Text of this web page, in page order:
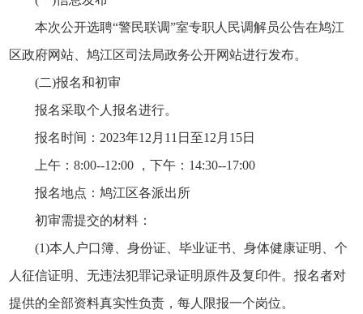
本次公开选聘“警民联调”室专职人民调解员公告在鸠江
区政府网站、鸠江区司法局政务公开网站进行发布。
(二)报名和初审
报名采取个人报名进行。
报名时间：2023年12月11日至12月15日
上午：8:00--12:00 ，下午：14:30--17:00
报名地点：鸠江区各派出所
初审需提交的材料：
(1)本人户口簿、身份证、毕业证书、身体健康证明、个
人征信证明、无违法犯罪记录证明原件及复印件。报名者对
提供的全部资料真实性负责，每人限报一个岗位。